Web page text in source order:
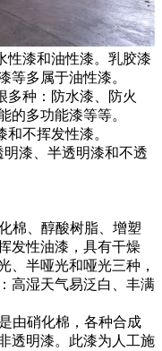
漆和油性漆。乳胶漆
等多属于油性漆。
种：防水漆、防火
的多功能漆等等。
不挥发性漆。
漆、半透明漆和不透
、醇酸树脂、增塑
发性油漆，具有干燥
、半哑光和哑光三种，
高湿天气易泛白、丰满
硝化棉，各种合成
透明漆。此漆为人工施